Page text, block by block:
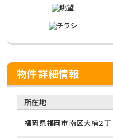
物件詳細情報
所在地
福岡県福岡市南区大楠２